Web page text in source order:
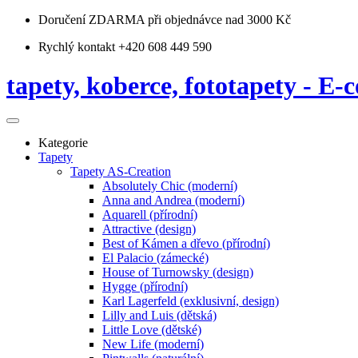
Doručení ZDARMA při objednávce nad 3000 Kč
Rychlý kontakt +420 608 449 590
tapety, koberce, fototapety - E-
Kategorie
Tapety
Tapety AS-Creation
Absolutely Chic (moderní)
Anna and Andrea (moderní)
Aquarell (přírodní)
Attractive (design)
Best of Kámen a dřevo (přírodní)
El Palacio (zámecké)
House of Turnowsky (design)
Hygge (přírodní)
Karl Lagerfeld (exklusivní, design)
Lilly and Luis (dětská)
Little Love (dětské)
New Life (moderní)